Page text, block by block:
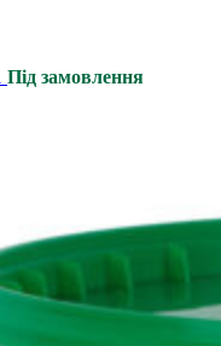
Під замовлення